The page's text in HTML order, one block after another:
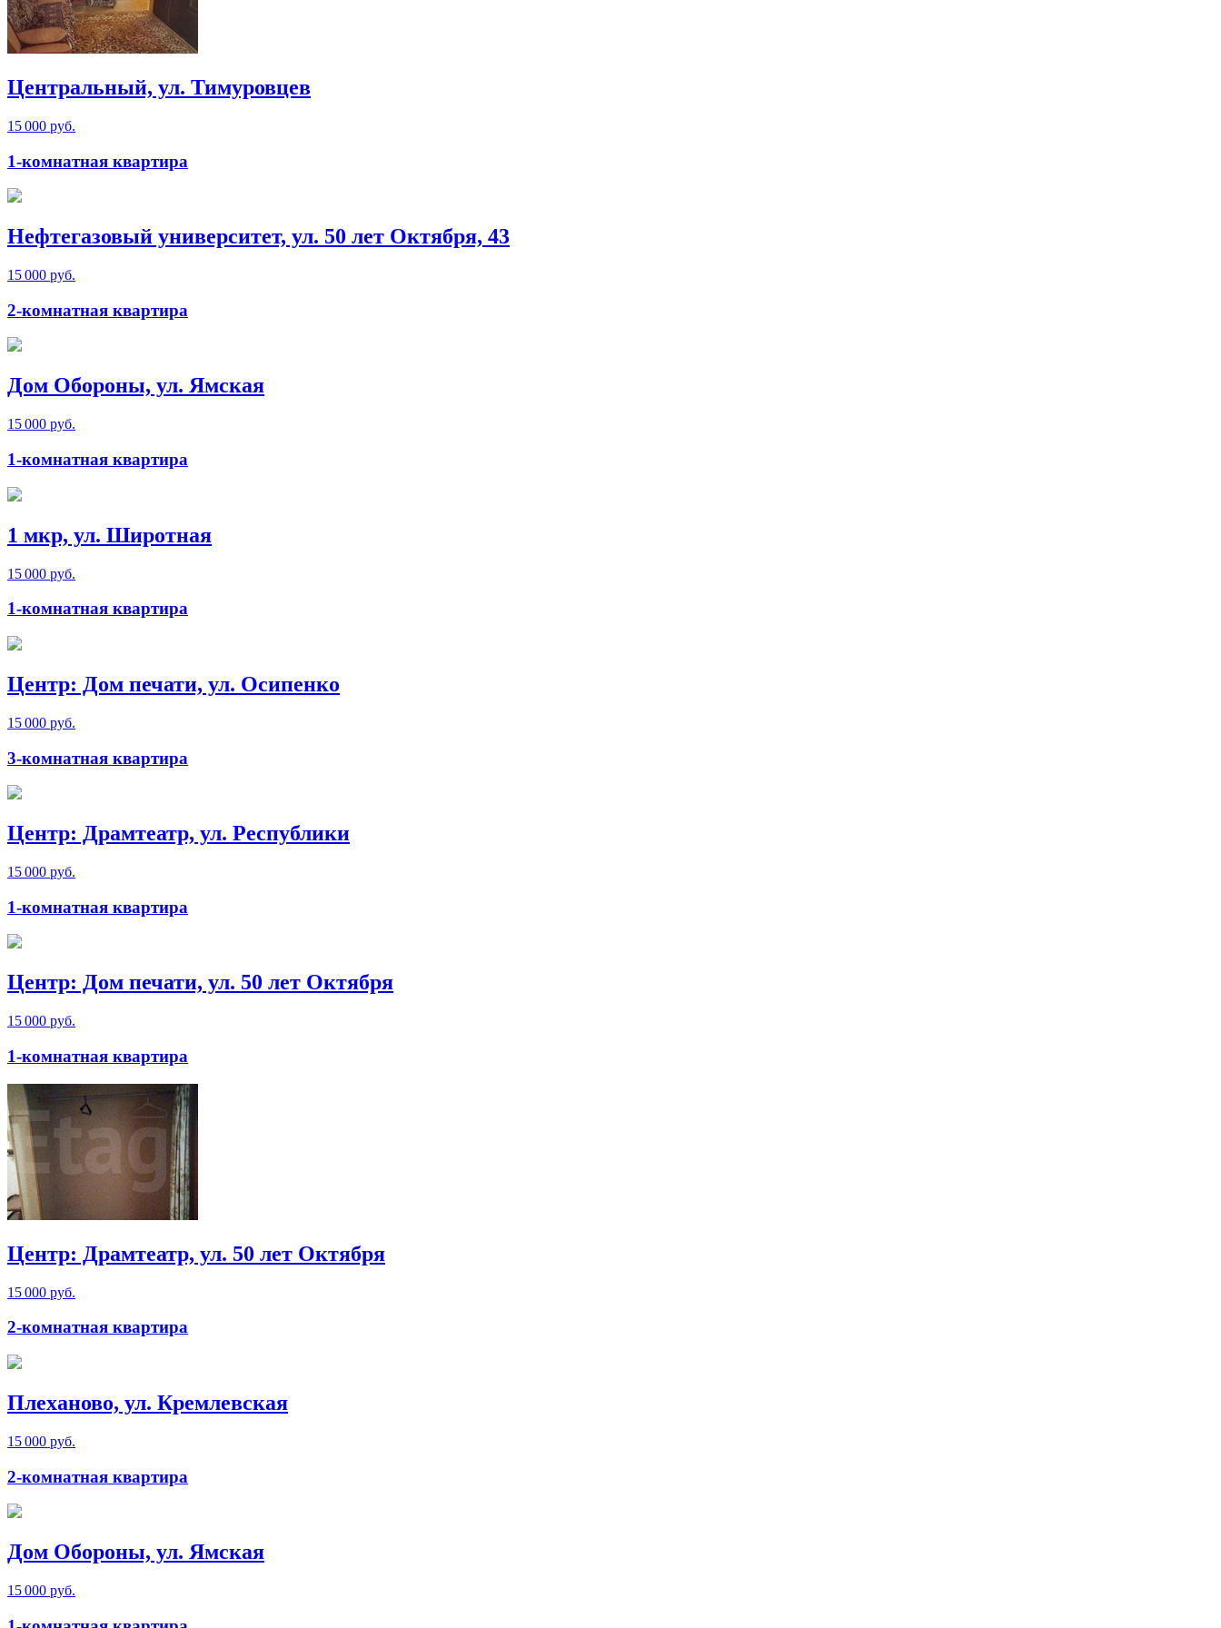
Центральный, ул. Тимуровцев
15 000 руб.
1-комнатная квартира
Нефтегазовый университет, ул. 50 лет Октября, 43
15 000 руб.
2-комнатная квартира
Дом Обороны, ул. Ямская
15 000 руб.
1-комнатная квартира
1 мкр, ул. Широтная
15 000 руб.
1-комнатная квартира
Центр: Дом печати, ул. Осипенко
15 000 руб.
3-комнатная квартира
Центр: Драмтеатр, ул. Республики
15 000 руб.
1-комнатная квартира
Центр: Дом печати, ул. 50 лет Октября
15 000 руб.
1-комнатная квартира
Центр: Драмтеатр, ул. 50 лет Октября
15 000 руб.
2-комнатная квартира
Плеханово, ул. Кремлевская
15 000 руб.
2-комнатная квартира
Дом Обороны, ул. Ямская
15 000 руб.